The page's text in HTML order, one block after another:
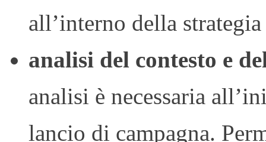
all’interno della
analisi del contesto e
analisi è necessaria
lancio di campagna.